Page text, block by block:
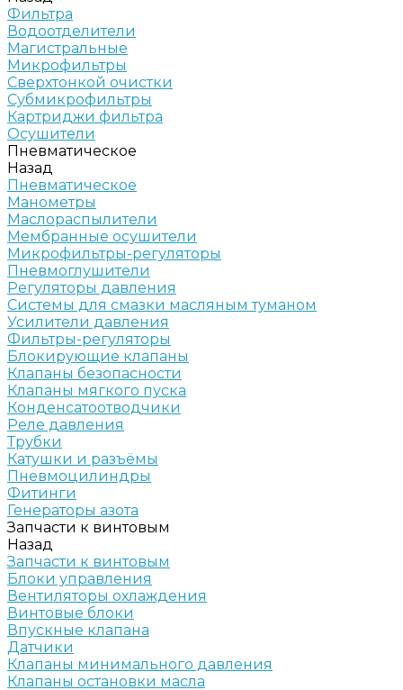
Фильтра
Водоотделители
Магистральные
Микрофильтры
Сверхтонкой очистки
Субмикрофильтры
Картриджи фильтра
Осушители
Пневматическое
Назад
Пневматическое
Манометры
Маслораспылители
Мембранные осушители
Микрофильтры-регуляторы
Пневмоглушители
Регуляторы давления
Системы для смазки масляным туманом
Усилители давления
Фильтры-регуляторы
Блокирующие клапаны
Клапаны безопасности
Клапаны мягкого пуска
Конденсатоотводчики
Реле давления
Трубки
Катушки и разъёмы
Пневмоцилиндры
Фитинги
Генераторы азота
Запчасти к винтовым
Назад
Запчасти к винтовым
Блоки управления
Вентиляторы охлаждения
Винтовые блоки
Впускные клапана
Датчики
Клапаны минимального давления
Клапаны остановки масла